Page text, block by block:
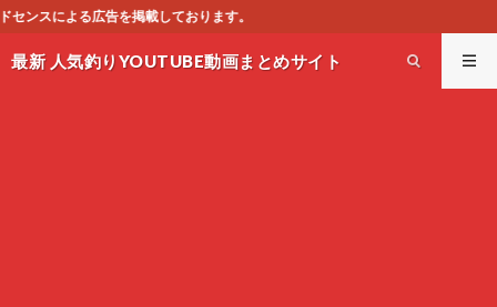
ます。
最新 人気釣りYOUTUBE動画まとめサイト